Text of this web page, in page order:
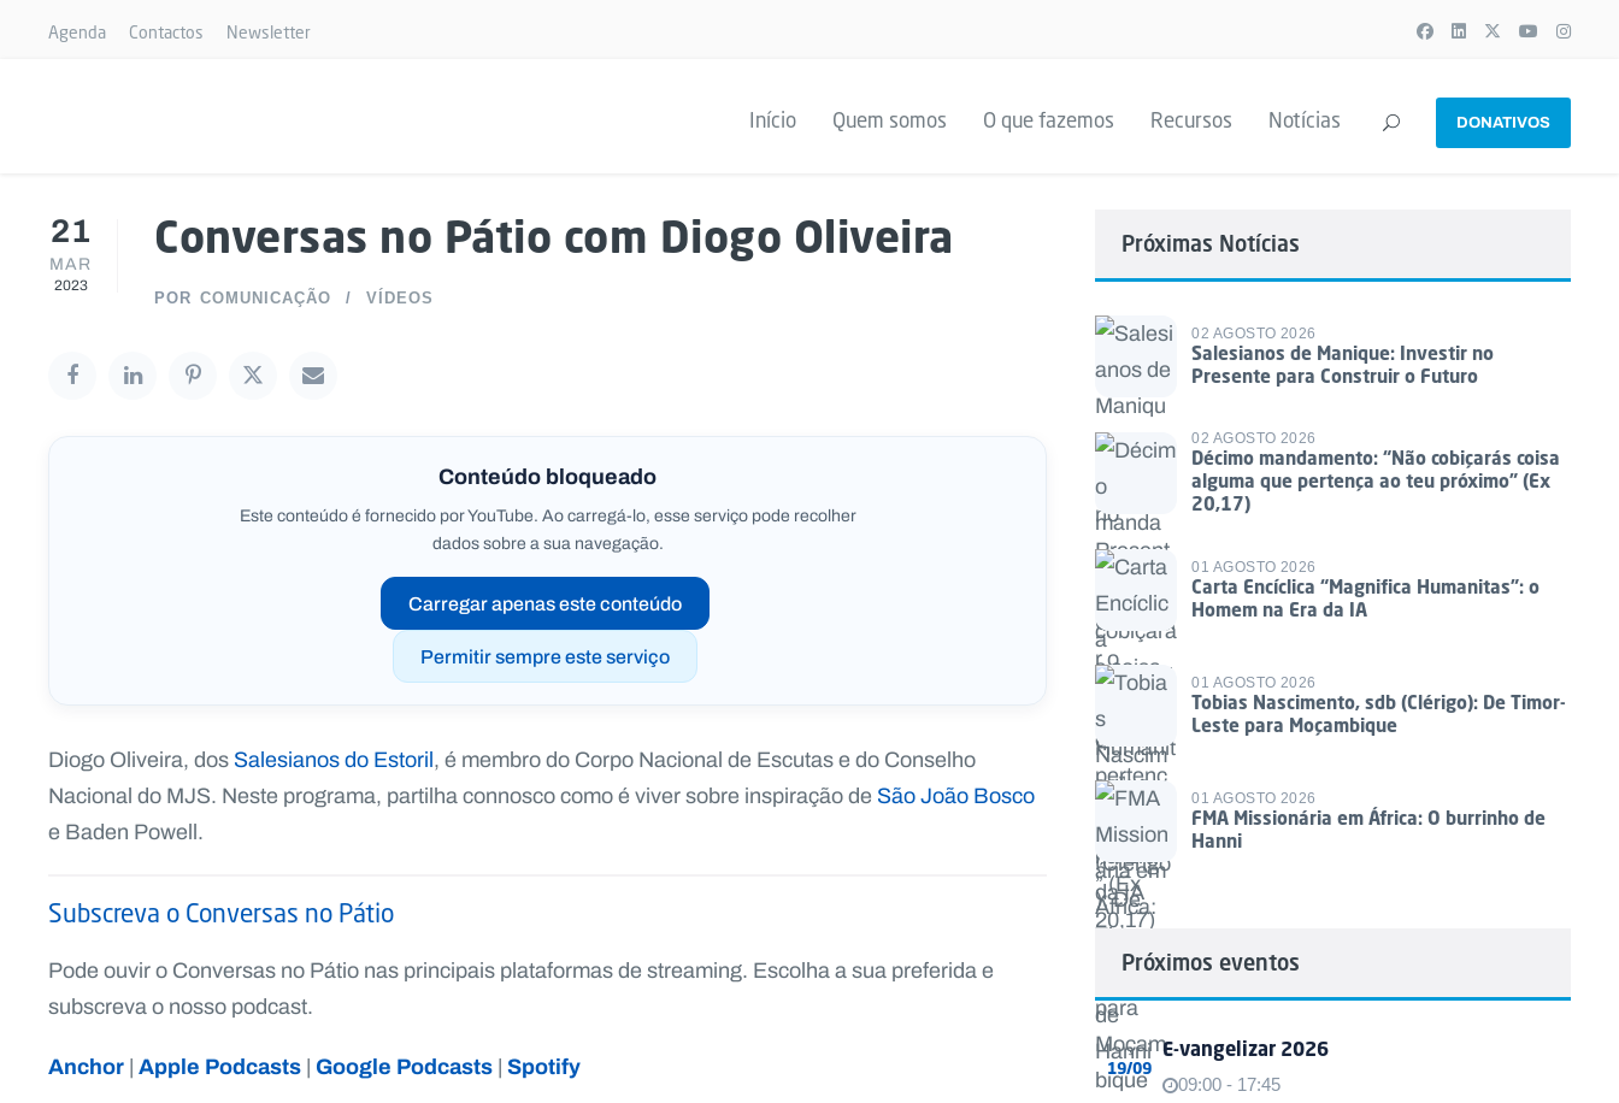
Agenda Contactos Newsletter
Início Quem somos O que fazemos Recursos Notícias DONATIVOS
21
MAR
2023
Conversas no Pátio com Diogo Oliveira
POR COMUNICAÇÃO VÍDEOS
Conteúdo bloqueado
Este conteúdo é fornecido por YouTube. Ao carregá-lo, esse serviço pode recolher
dados sobre a sua navegação.
Carregar apenas este conteúdo
Permitir sempre este serviço
Diogo Oliveira, dosSalesianos do Estoril, é membro do Corpo Nacional de Escutas e do Conselho
Nacional do MJS. Neste programa, partilha connosco como é viver sobre inspiração de São João Bosco
e Baden Powell.
Subscreva o Conversas no Pátio
Pode ouvir o Conversas no Pátio nas principais plataformas de streaming. Escolha a sua preferida e
subscreva o nosso podcast.
Anchor|Apple Podcasts| Google Podcasts|Spotify
Próximas Notícias
02 AGOSTO 2026
Salesianos de Manique: Investir no
Presente para Construir o Futuro
02 AGOSTO 2026
Décimo mandamento: “Não cobiçarás coisa
alguma que pertença ao teu próximo” (Ex
20,17)
01 AGOSTO 2026
Carta Encíclica “Magnifica Humanitas”: o
Homem na Era da IA
01 AGOSTO 2026
Tobias Nascimento, sdb (Clérigo): De Timor-
Leste para Moçambique
01 AGOSTO 2026
FMA Missionária em África: O burrinho de
Hanni
Próximos eventos
19/09
E-vangelizar 2026
09:00 - 17:45